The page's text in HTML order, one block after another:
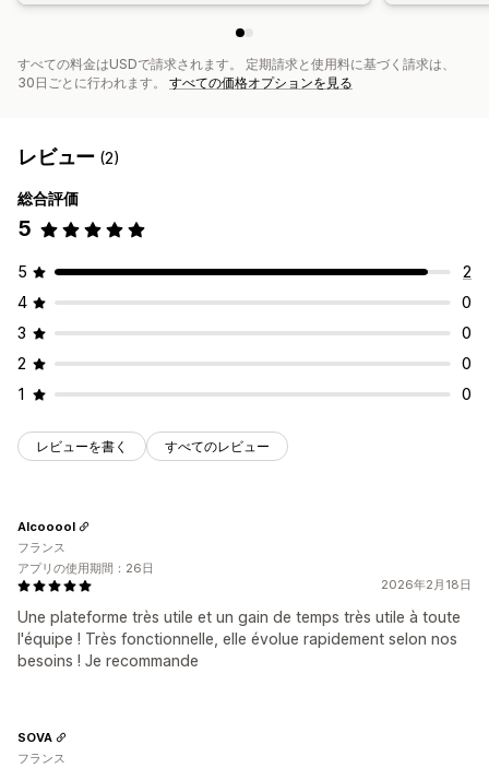
すべての料金はUSDで請求されます。 定期請求と使用料に基づく請求は、
30日ごとに行われます。 すべての価格オプションを見る
レビュー (2)
総合評価
5
5
2
4
0
3
0
2
0
1
0
レビューを書く すべてのレビュー
2026年2月18日
Une plateforme très utile et un gain de temps très utile à toute
l'équipe ! Très fonctionnelle, elle évolue rapidement selon nos
besoins ! Je recommande
Alcooool
フランス
アプリの使用期間：26日
SOVA
フランス